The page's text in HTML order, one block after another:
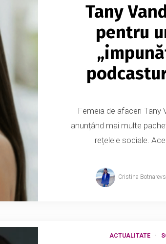
Tany
pentru
Femeia de afaceri Tany
anunțând mai multe
rețelele sociale.
Cristina
ACTUALITATE